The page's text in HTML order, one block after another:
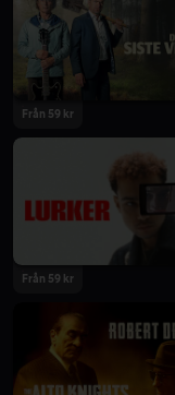
2026
Från 59 kr
Från 59 kr